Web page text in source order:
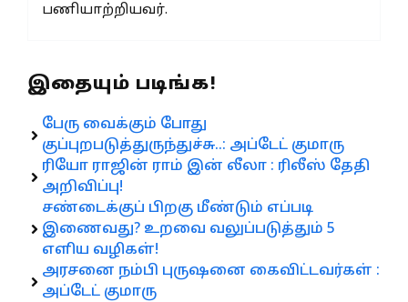
பணியாற்றியவர்.
இதையும் படிங்க!
பேரு வைக்கும் போது
குப்புறபடுத்துருந்துச்சு..: அப்டேட் குமாரு
ரியோ ராஜின் ராம் இன் லீலா : ரிலீஸ் தேதி
அறிவிப்பு!
சண்டைக்குப் பிறகு மீண்டும் எப்படி
இணைவது? உறவை வலுப்படுத்தும் 5
எளிய வழிகள்!
அரசனை நம்பி புருஷனை கைவிட்டவர்கள் :
அப்டேட் குமாரு